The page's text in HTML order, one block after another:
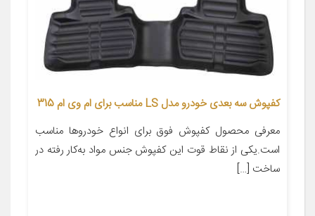
کفپوش سه بعدی خودرو مدل LS مناسب برای ام وی ام 315
معرفی محصول کفپوش فوق برای انواع خودروها مناسب
است.یکی از نقاط قوت این کفپوش جنس مواد به‌کار رفته در
ساخت […]